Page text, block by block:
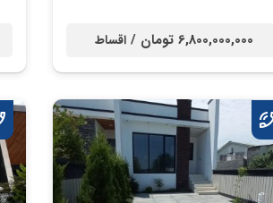
6,800,000,000 تومان / اقساط